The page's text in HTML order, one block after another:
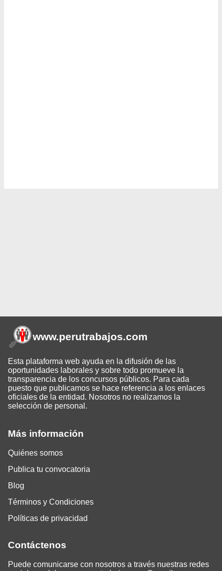
Más información
Quiénes somos
Publica tu convocatoria
Blog
Términos y Condiciones
Políticas de privacidad
Contáctenos
Puede comunicarse con nosotros a través nuestras redes
www.perutrabajos.com
Esta plataforma web ayuda en la difusión de las
oportunidades laborales y sobre todo promueve la
transparencia de los concursos públicos. Para cada
puesto que publicamos se hace referencia a los enlaces
oficiales de la entidad. Nosotros no realizamos la
selección de personal.